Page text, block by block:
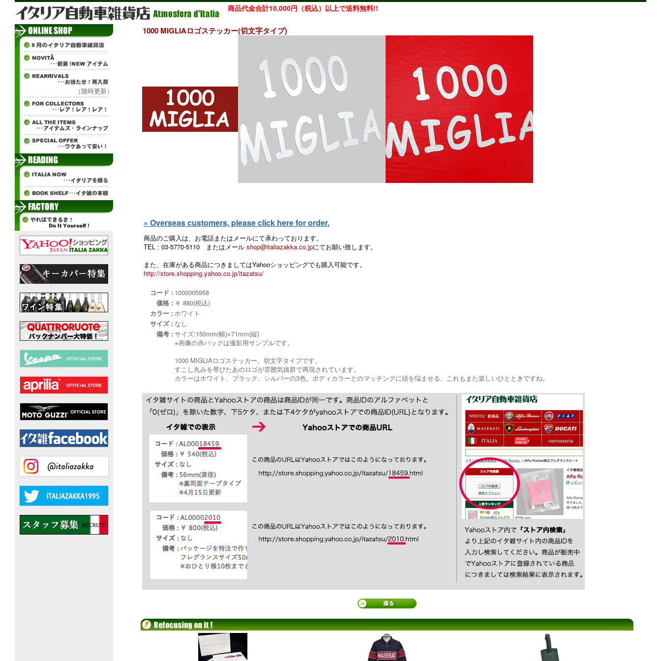
商品代金合計10,000円（税込）以上で送料無料!!
（随時更新）
1000 MIGLIAロゴステッカー(切文字タイプ)
» Overseas customers, please click here for order.
商品のご購入は、お電話またはメールにて承わっております。
TEL : 03-5770-5110 またはメール shop@italiazakka.co.jpにてお願い致します。
また、在庫がある商品につきましてはYahooショッピングでも購入可能です。
http://store.shopping.yahoo.co.jp/itazatsu/
コード : 1000005958
価格 : ￥ 880(税込)
カラー : ホワイト
サイズ : なし
備考 : サイズ:150mm(幅)×71mm(縦)
※画像の赤バックは撮影用サンプルです。
1000 MIGLIAロゴステッカー、切文字タイプです。
すこし丸みを帯びたあのロゴが雰囲気抜群で再現されています。
カラーはホワイト、ブラック、シルバーの3色。ボディカラーとのマッチングに頭を悩ませる、これもまた楽しいひとときですね。